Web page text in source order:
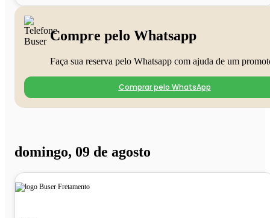
Compre pelo Whatsapp
Faça sua reserva pelo Whatsapp com ajuda de um
Comprar pelo WhatsApp
domingo, 09 de agosto